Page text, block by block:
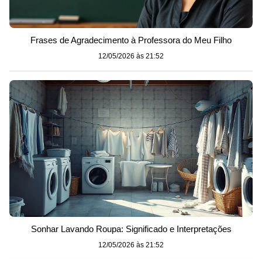
Frases de Agradecimento à Professora do Meu Filho
12/05/2026 às 21:52
Sonhar Lavando Roupa: Significado e Interpretações
12/05/2026 às 21:52